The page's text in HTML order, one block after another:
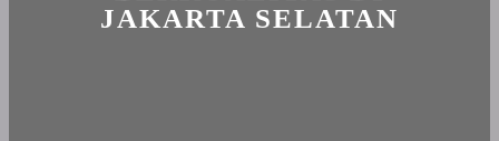
JAKARTA SELATAN